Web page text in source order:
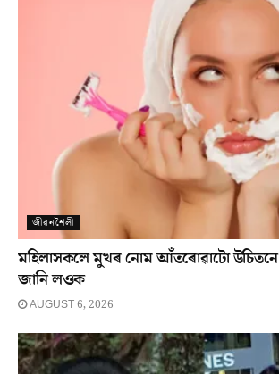
জীৱনশৈলী
মহিলাসকলে মুখৰ নোম আঁতৰোৱাটো
জানি লওক
AUGUST 6, 2026